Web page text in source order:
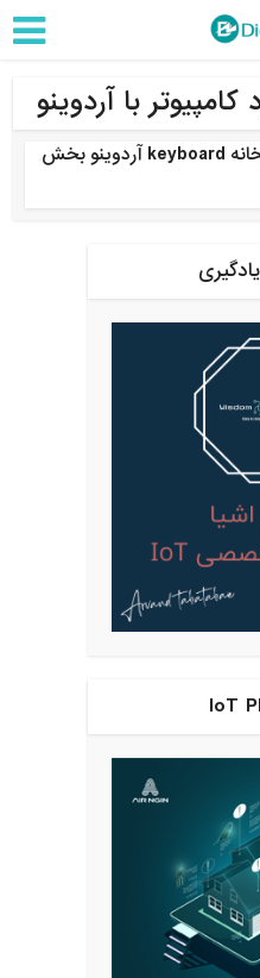
با آردوینو
آموزش کتابخانه keyboard آردوینو بخش
IoT